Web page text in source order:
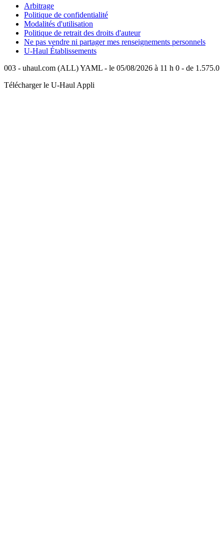
Arbitrage
Politique de confidentialité
Modalités d'utilisation
Politique de retrait des droits d'auteur
Ne pas vendre ni partager mes renseignements personnels
U-Haul Établissements
003 - uhaul.com (ALL) YAML - le 05/08/2026 à 11 h 0 - de 1.575.0
Télécharger le U-Haul Appli